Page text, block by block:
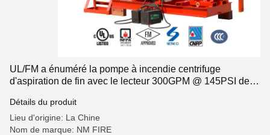
UL/FM a énuméré la pompe à incendie centrifuge
d'aspiration de fin avec le lecteur 300GPM @ 145PSI de
Détails du produit
Lieu d'origine: La Chine
Nom de marque: NM FIRE